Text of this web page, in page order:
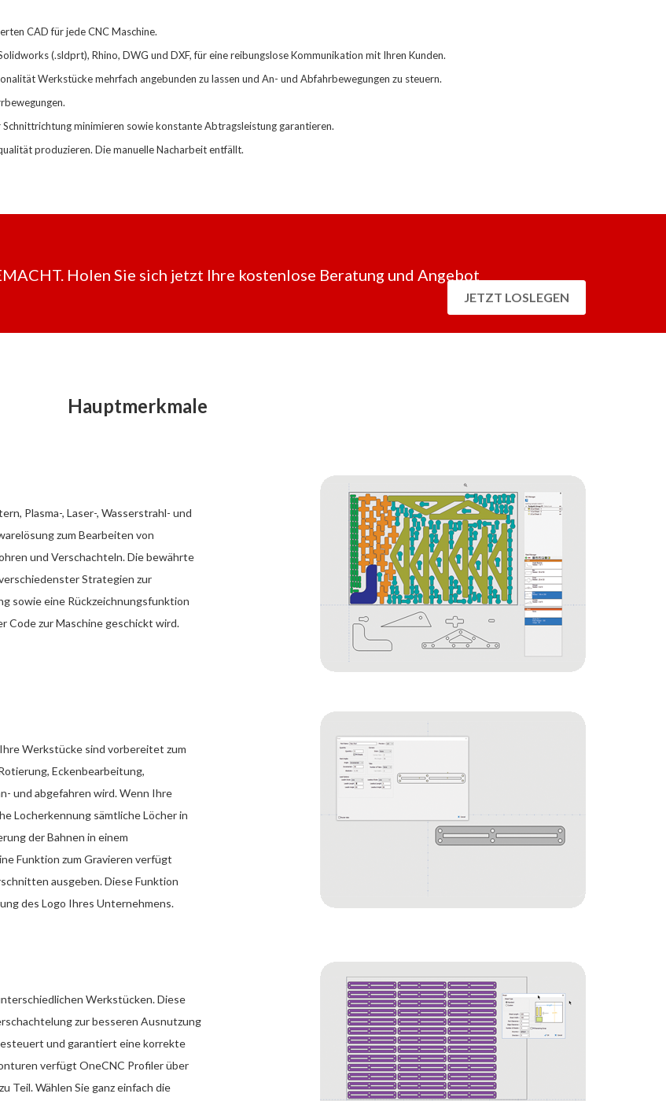
CAD für jede CNC Maschine.
(.sldprt), Rhino, DWG und DXF, füreinereibungslose Kommunikation mit Ihren Kunden.
Werkstücke mehrfach angebunden zu lassen und An- und Abfahrbewegungen zu steuern.
minimieren sowie konstante Abtragsleistung garantieren.
produzieren. Die manuelle Nacharbeit entfällt.
Holen Sie sich jetzt Ihre kostenlose Beratung und Angebot
JETZT LOSLEGEN
Hauptmerkmale
Plasma-, Laser-, Wasserstrahl- und
zum Bearbeiten von
und Verschachteln. Die bewährte
Strategien zur
sowie eine Rückzeichnungsfunktion
Code zur Maschine geschickt wird.
Werkstücke sind vorbereitet zum
Eckenbearbeitung,
und abgefahren wird. Wenn Ihre
Locherkennung sämtliche Löcher in
der Bahnen in einem
Funktion zum Gravieren verfügt
ausgeben. Diese Funktion
des Logo Ihres Unternehmens.
Werkstücken. Diese
zur besseren Ausnutzung
und garantiert eine korrekte
verfügt OneCNC Profiler über
Teil. Wählen Sie ganz einfach die